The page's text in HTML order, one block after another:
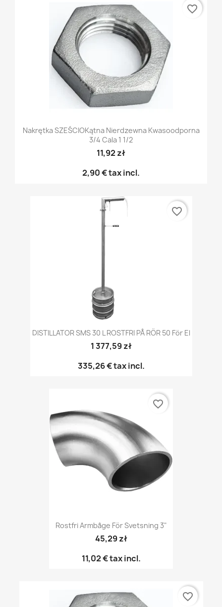
Nakrętka SZEŚCIOKątna Nierdzewna Kwasoodporna
3/4 Cala 1 1/2
11,92 zł
2,90 €tax incl.
favorite_border
DISTILLATOR SMS 30 L ROSTFRI PÅ RÖR 50 För El
1 377,59 zł
335,26 €tax incl.
favorite_border
Rostfri Armbåge För Svetsning 3"
45,29 zł
11,02 €tax incl.
favorite_border
favorite_border